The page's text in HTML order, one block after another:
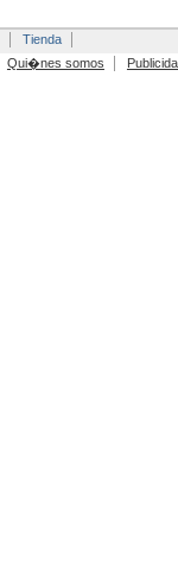
Tienda
Qui�nes somos